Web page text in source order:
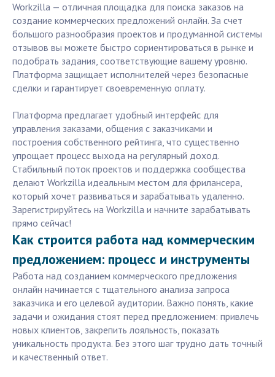
Workzilla — отличная площадка для поиска заказов на
создание коммерческих предложений онлайн. За счет
большого разнообразия проектов и продуманной системы
отзывов вы можете быстро сориентироваться в рынке и
подобрать задания, соответствующие вашему уровню.
Платформа защищает исполнителей через безопасные
сделки и гарантирует своевременную оплату.
Платформа предлагает удобный интерфейс для
управления заказами, общения с заказчиками и
построения собственного рейтинга, что существенно
упрощает процесс выхода на регулярный доход.
Стабильный поток проектов и поддержка сообщества
делают Workzilla идеальным местом для фрилансера,
который хочет развиваться и зарабатывать удаленно.
Зарегистрируйтесь на Workzilla и начните зарабатывать
прямо сейчас!
Как строится работа над коммерческим
предложением: процесс и инструменты
Работа над созданием коммерческого предложения
онлайн начинается с тщательного анализа запроса
заказчика и его целевой аудитории. Важно понять, какие
задачи и ожидания стоят перед предложением: привлечь
новых клиентов, закрепить лояльность, показать
уникальность продукта. Без этого шаг трудно дать точный
и качественный ответ.